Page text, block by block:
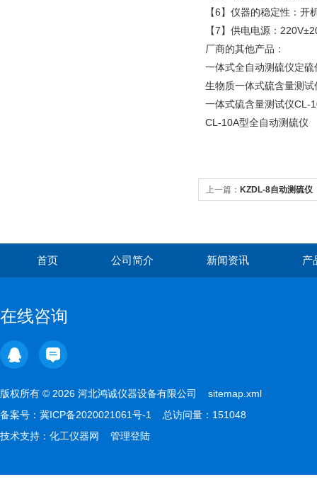
【6】仪器的稳定性：
【7】供电电源：
厂商的其他产品：
一体式全自动测硫仪定硫
生物质一体式硫含量测
一体式硫含量测试仪CL-
CL-10A型全自动测硫仪
上一篇： KZDL-8自动测硫仪
首页 公司简介 新闻资讯 产
在线咨询
版权所有 © 2026 河北鸿诚仪器设备有限公司 sitemap.xml
备案号： 冀ICP备2020021061号-1
总访问量：151048
技术支持： 化工仪器网 管理登陆